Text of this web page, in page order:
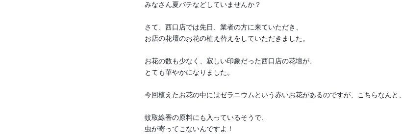
みなさん夏バテなどしていませんか？
さて、西口店では先日、業者の方に来ていただき、
お店の花壇のお花の植え替えをしていただきました。
お花の数も少なく、寂しい印象だった西口店の花壇が、
とても華やかになりました。
今回植えたお花の中にはゼラニウムという赤いお花があるのですが、こちらなんと、
蚊取線香の原料にも入っているそうで、
虫が寄ってこないんですよ！